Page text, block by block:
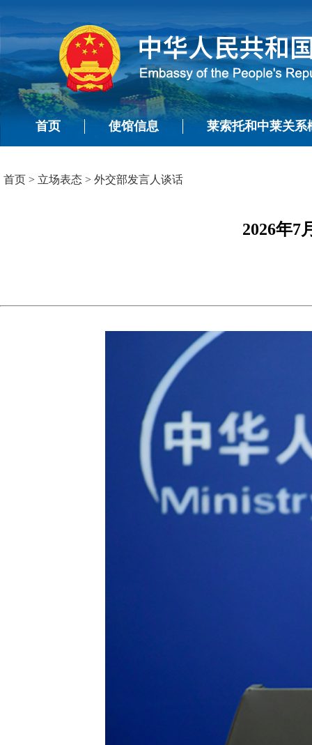
首页 使馆信息 莱索托和中莱关系
首页 > 立场表态 > 外交部发言人谈话
2026年7